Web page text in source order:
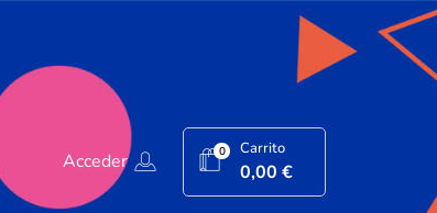
Acceder 0 Carrito
0,00€